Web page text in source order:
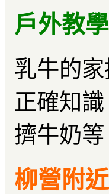
戶外教
乳牛的
正確知
擠牛奶等
柳營附